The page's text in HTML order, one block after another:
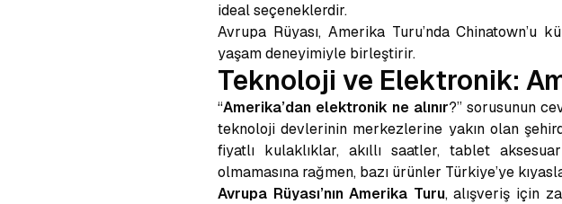
ideal seçeneklerdir.
Avrupa Rüyası, Amerika Turu’nda
yaşam deneyimiyle birleştirir.
Teknoloji ve Elektronik:
“Amerika’dan elektronik ne alınır?” sorusunun
teknoloji devlerinin merkezlerine yakın olan
fiyatlı kulaklıklar, akıllı saatler, tablet
olmamasına rağmen, bazı ürünler Türkiye’ye
Avrupa Rüyası’nın Amerika Turu, alışveriş için